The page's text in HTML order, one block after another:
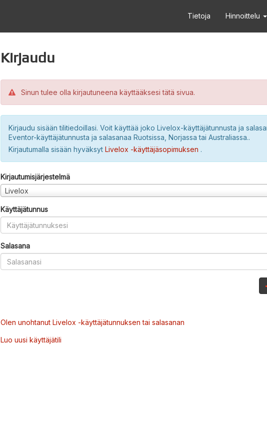
Tietoja Hinnoittelu
Kirjaudu
Sinun tulee olla kirjautuneena käyttääksesi tätä sivua.
Kirjaudu sisään tilitiedoillasi. Voit käyttää joko Livelox-käyttäjätunnusta ja
Eventor-käyttäjätunnusta ja salasanaa Ruotsissa, Norjassa tai Australiassa..
Kirjautumalla sisään hyväksyt Livelox -käyttäjäsopimuksen .
Kirjautumisjärjestelmä
Livelox
Käyttäjätunnus
Salasana
Olen unohtanut Livelox -käyttäjätunnuksen tai salasanan
Luo uusi käyttäjätili